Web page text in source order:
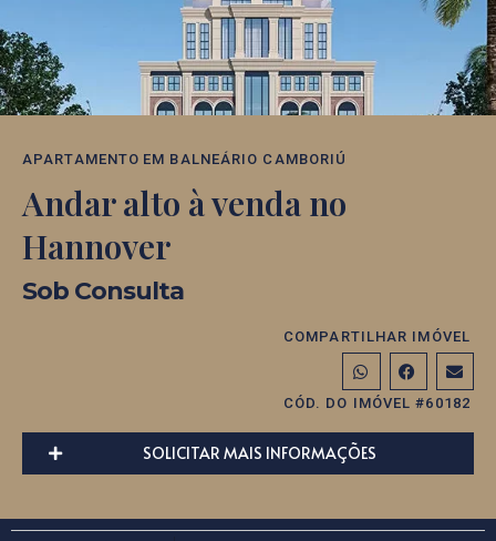
APARTAMENTO EM BALNEÁRIO CAMBORIÚ
Andar alto à venda no
Hannover
Sob Consulta
COMPARTILHAR IMÓVEL
CÓD. DO IMÓVEL #60182
SOLICITAR MAIS INFORMAÇÕES